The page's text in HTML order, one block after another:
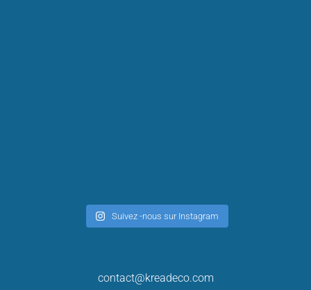
Suivez -nous sur Instagram
contact@kreadeco.com